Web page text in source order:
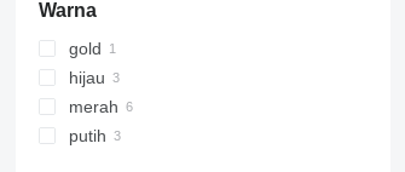
Warna
gold
hijau
merah
putih